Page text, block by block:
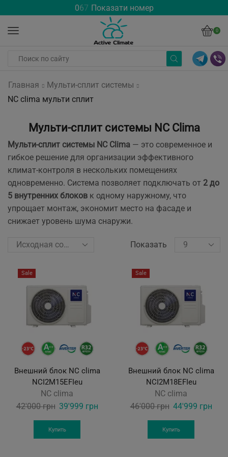
067 Показати номер
0
Главная
Мульти-сплит системы
NC clima мульти сплит
Мульти-сплит системы NC Clima
Мульти-сплит системы NC Clima — это современное и
гибкое решение для организации эффективного
климат-контроля в нескольких помещениях
одновременно. Система позволяет подключать от 2 до
5 внутренних блоков к одному наружному, что
упрощает монтаж, экономит место на фасаде и
снижает уровень шума снаружи.
Показать
Sale
Внешний блок NС clima
NCI2M15EFIeu
NC clima
42'000грн Original
was:
39'999 грнCurrent
Купить
Sale
Внешний блок NС clima
NCI2M18EFIeu
NC clima
46'000грн Original
was:
44'999 грн
Купить